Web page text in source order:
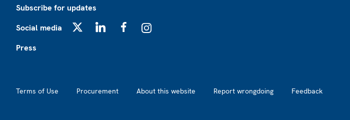
Subscribe for updates
Social media
Press
Terms of Use Procurement About this website Report wrongdoing Feedback